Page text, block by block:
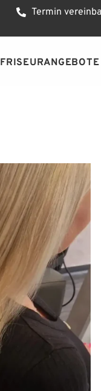
Termin
FRISEURANGEBOTE